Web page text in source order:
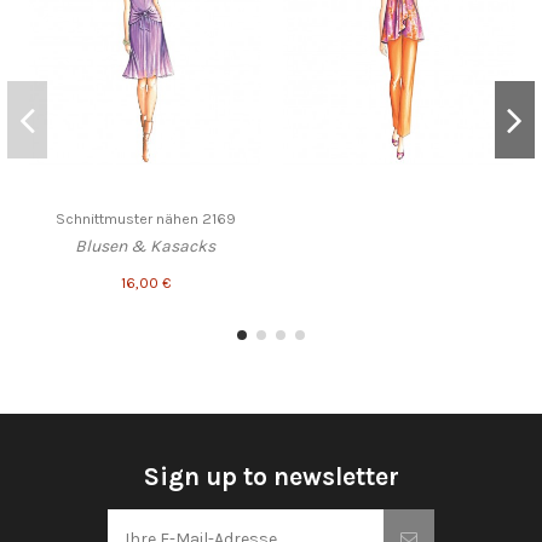
Schnittmuster nähen 2169
Blusen & Kasacks
16,00 €
Sign up to newsletter